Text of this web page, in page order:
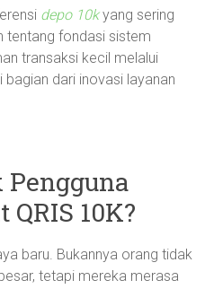
depo 10kyang sering
tentang fondasi sistem
transaksi kecil melalui
dari inovasi layanan
10K?
baru. Bukannya orang tidak
tetapi mereka merasa